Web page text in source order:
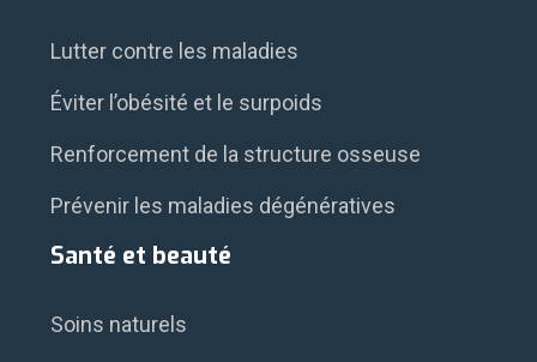
Lutter contre les maladies
Éviter l’obésité et le surpoids
Renforcement de la structure osseuse
Prévenir les maladies dégénératives
Santé et beauté
Soins naturels